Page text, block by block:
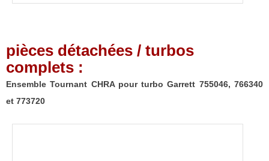
pièces détachées / turbos
complets :
Ensemble Tournant CHRA pour turbo Garrett 755046, 766340
et 773720